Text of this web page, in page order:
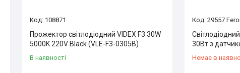
108871
Прожектор світлодіодний VIDEX F3 30W
5000K 220V Black (VLE-F3-0305B)
В наявності
29557
30Вт з
Немає в